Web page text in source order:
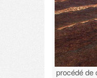
procédé de